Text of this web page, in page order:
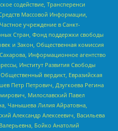
содействие, Трансперенси
Массовой Информации,
учреждение в Санкт-
Стран, Фонд поддержки свободы
и Закон, Общественная комиссия
Информационное агентство
Институт Развития Свободы
вердикт, Евразийская
Петр Петрович, Дзугкоева Регина
Милославский Павел
Чанышева Лилия Айратовна,
Александр Алексеевич, Васильева
Бойко Анатолий